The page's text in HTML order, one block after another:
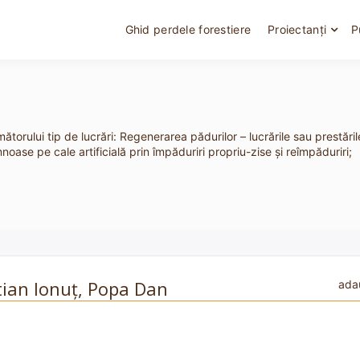
Ghid perdele forestiere Proiectanți
tip de lucrări: Regenerarea pădurilor – lucrările sau
pe cale artificială prin împăduriri propriu-zise şi reîmpăduriri;
Ionuț, Popa Dan